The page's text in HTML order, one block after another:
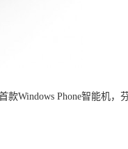
Windows Phone智能机